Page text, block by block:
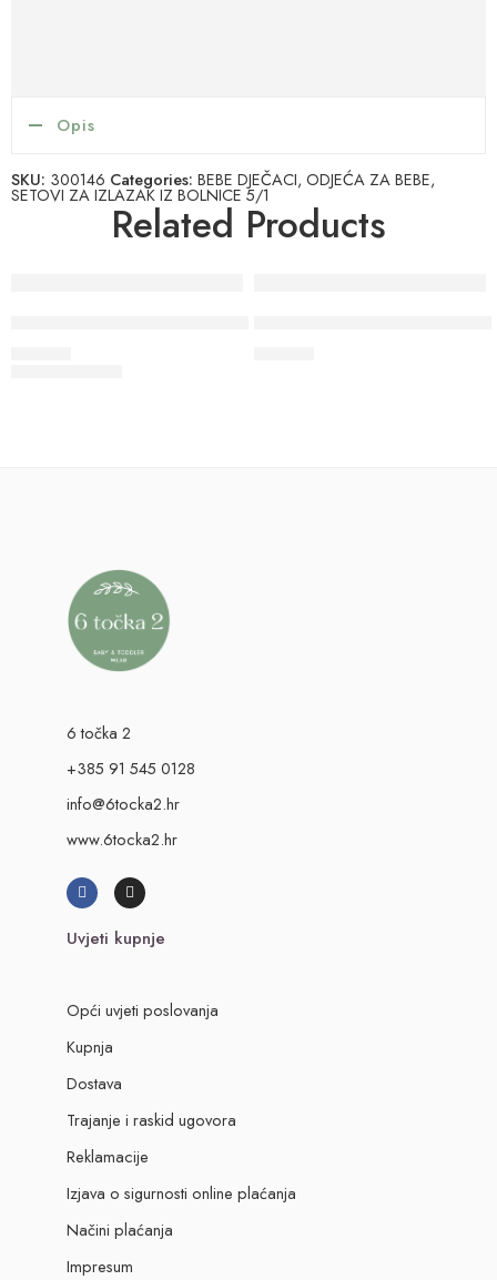
Opis
SKU: 300146 Categories: BEBE DJEČACI, ODJEĆA ZA BEBE,
SETOVI ZA IZLAZAK IZ BOLNICE 5/1
Related Products
6 točka 2
+385 91 545 0128
info@6tocka2.hr
www.6tocka2.hr
Uvjeti kupnje
Opći uvjeti poslovanja
Kupnja
Dostava
Trajanje i raskid ugovora
Reklamacije
Izjava o sigurnosti online plaćanja
Načini plaćanja
Impresum